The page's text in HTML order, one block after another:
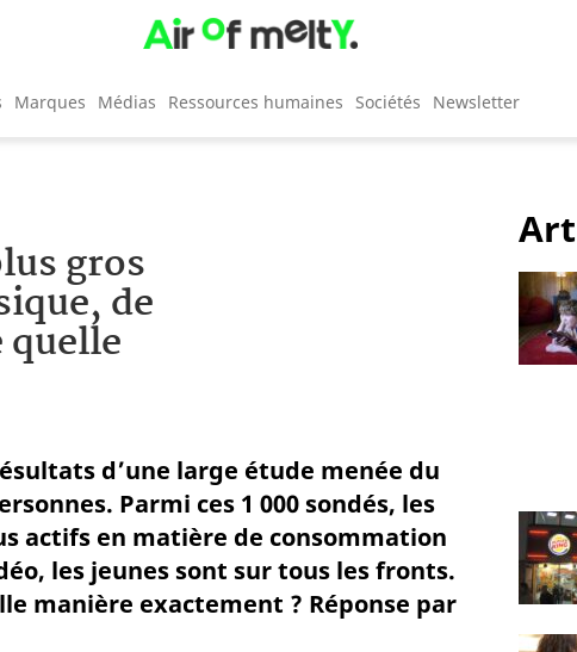
Marques Médias Ressources humaines Sociétés Newsletter
gros
de
d’une large étude menée du
Parmi ces 1 000 sondés, les
actifs en matière de consommation
les jeunes sont sur tous les fronts.
manière exactement ? Réponse par